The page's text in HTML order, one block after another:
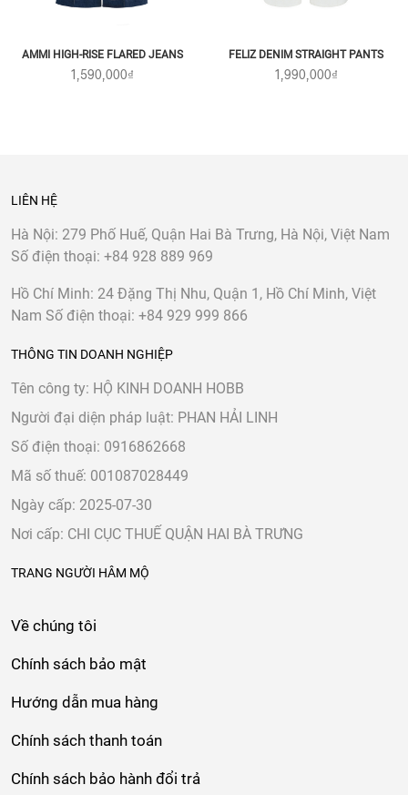
AMMI HIGH-RISE FLARED JEANS
1,590,000₫
FELIZ DENIM STRAIGHT PANTS
1,990,000₫
LIÊN HỆ
Hà Nội: 279 Phố Huế, Quận Hai Bà Trưng, Hà Nội, Việt Nam
Số điện thoại: +84 928 889 969
Hồ Chí Minh: 24 Đặng Thị Nhu, Quận 1, Hồ Chí Minh, Việt
Nam Số điện thoại: +84 929 999 866
THÔNG TIN DOANH NGHIỆP
Tên công ty: HỘ KINH DOANH HOBB
Người đại diện pháp luật: PHAN HẢI LINH
Số điện thoại: 0916862668
Mã số thuế: 001087028449
Ngày cấp: 2025-07-30
Nơi cấp: CHI CỤC THUẾ QUẬN HAI BÀ TRƯNG
TRANG NGƯỜI HÂM MỘ
Về chúng tôi
Chính sách bảo mật
Hướng dẫn mua hàng
Chính sách thanh toán
Chính sách bảo hành đổi trả